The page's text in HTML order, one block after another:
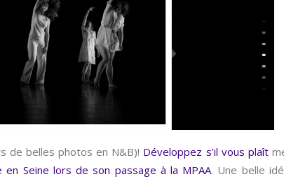
de belles photos en N&B)! Développez s’il vous plaît
en Seine lors de son passage à la MPAA. Une belle